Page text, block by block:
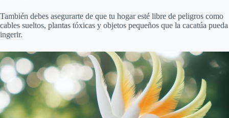
También debes asegurarte de que tu hogar esté libre de peligros como
cables sueltos, plantas tóxicas y objetos pequeños que la cacatúa pueda
ingerir.